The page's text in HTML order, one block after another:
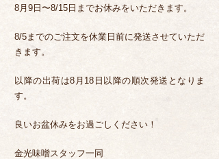
8月9日〜8/15日までお休みをいただきます。
8/5までのご注文を休業日前に発送させていただ
きます。
以降の出荷は8月18日以降の順次発送となりま
す。
良いお盆休みをお過ごしください！
金光味噌スタッフ一同